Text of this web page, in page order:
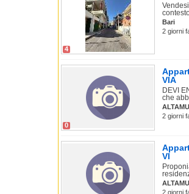
4
Bari
2 giorni
0
VIA
DEVI
che
2 giorni
VI
2 giorni